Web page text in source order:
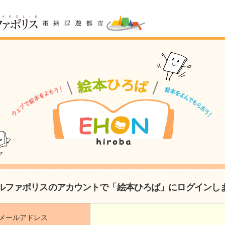
ファポリスのアカウントで「絵本ひろば」にログインし
ールアドレス